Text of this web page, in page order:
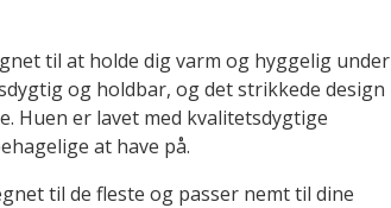
til at holde dig varm og hyggelig under
og holdbar, og det strikkede design
Huen er lavet med kvalitetsdygtige
at have på.
til de fleste og passer nemt til dine